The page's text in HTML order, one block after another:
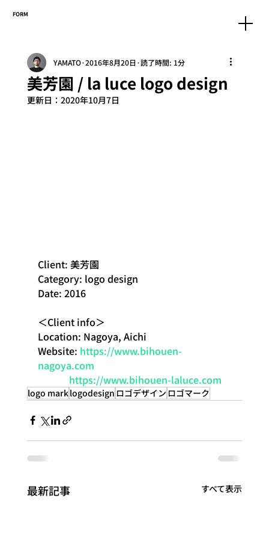
FORM
美芳園 / la luce logo design
YAMATO 2016年8月20日 読了時間: 1分
更新日： 2020年10月7日
Client: 美芳園
Category: logo design
Date: 2016
＜Client info＞
Location: Nagoya, Aichi
Website: https://www.bihouen-
nagoya.com
https://www.bihouen-laluce.com
logo marklogodesign ロゴデザイン ロゴマーク
最新記事 すべて表示